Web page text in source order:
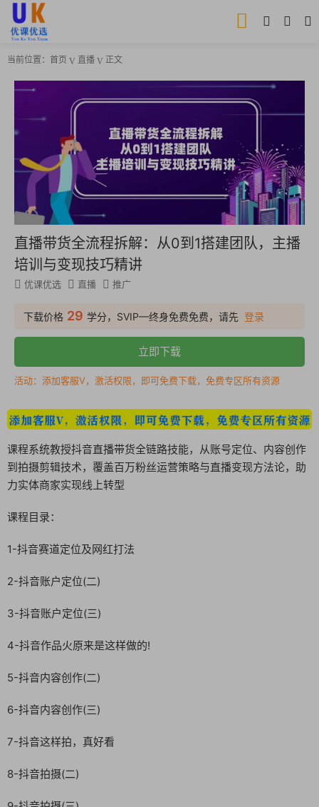
当前位置： 首页 直播 正文
直播带货全流程拆解：从0到1搭建团队，主播
培训与变现技巧精讲
优课优选 直播 推广
下载价格 29 学分，SVIP—终身免费免费，请先 登录
立即下载
活动：添加客服V，激活权限，即可免费下载，免费专区所有资源
课程系统教授抖音直播带货全链路技能，从账号定位、内容创作
到拍摄剪辑技术，覆盖百万粉丝运营策略与直播变现方法论，助
力实体商家实现线上转型
课程目录：
1-抖音赛道定位及网红打法
2-抖音账户定位(二)
3-抖音账户定位(三)
4-抖音作品火原来是这样做的!
5-抖音内容创作(二)
6-抖音内容创作(三)
7-抖音这样拍，真好看
8-抖音拍摄(二)